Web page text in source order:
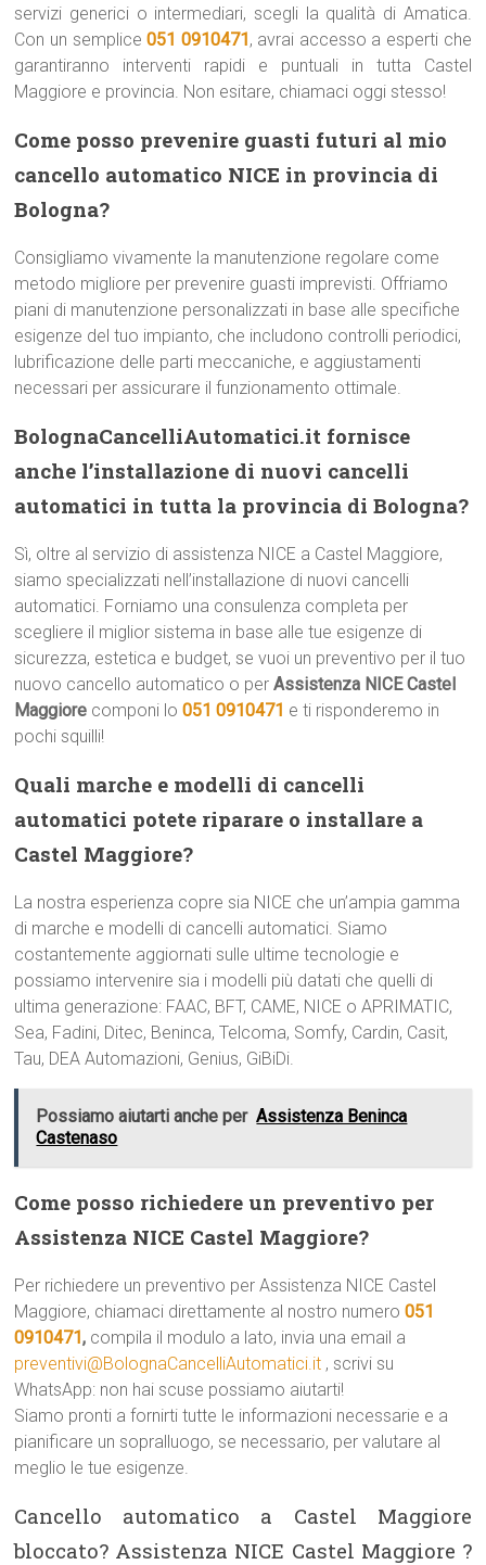
servizi generici o intermediari, scegli la qualità di Amatica.
Con un semplice051 0910471, avrai accesso a esperti che
garantiranno interventi rapidi e puntuali in tutta Castel
Maggiore e provincia. Non esitare, chiamaci oggi stesso!
Come posso prevenire guasti futuri al mio
cancello automatico NICE in provincia di
Bologna?
Consigliamo vivamente la manutenzione regolare come
metodo migliore per prevenire guasti imprevisti. Offriamo
piani di manutenzione personalizzati in base alle specifiche
esigenze del tuo impianto, che includono controlli periodici,
lubrificazione delle parti meccaniche, e aggiustamenti
necessari per assicurare il funzionamento ottimale.
BolognaCancelliAutomatici.it fornisce
anche l’installazione di nuovi cancelli
automatici in tutta la provincia di Bologna?
Sì, oltre al servizio di assistenza NICE a Castel Maggiore,
siamo specializzati nell’installazione di nuovi cancelli
automatici. Forniamo una consulenza completa per
scegliere il miglior sistema in base alle tue esigenze di
sicurezza, estetica e budget, se vuoi un preventivo per il tuo
nuovo cancello automatico o perAssistenza NICE Castel
Maggiore componi lo051 0910471 e ti risponderemo in
pochi squilli!
Quali marche e modelli di cancelli
automatici potete riparare o installare a
Castel Maggiore?
La nostra esperienza copre sia NICE che un’ampia gamma
di marche e modelli di cancelli automatici. Siamo
costantemente aggiornati sulle ultime tecnologie e
possiamo intervenire sia i modelli più datati che quelli di
ultima generazione: FAAC, BFT, CAME, NICE o APRIMATIC,
Sea, Fadini, Ditec, Beninca, Telcoma, Somfy, Cardin, Casit,
Tau, DEA Automazioni, Genius, GiBiDi.
Possiamo aiutarti anche per Assistenza Beninca
Castenaso
Come posso richiedere un preventivo per
Assistenza NICE Castel Maggiore?
Per richiedere un preventivo per Assistenza NICE Castel
Maggiore, chiamaci direttamente al nostro numero051
0910471, compila il modulo a lato, invia una email a
preventivi@BolognaCancelliAutomatici.it , scrivi su
WhatsApp: non hai scuse possiamo aiutarti!
Siamo pronti a fornirti tutte le informazioni necessarie e a
pianificare un sopralluogo, se necessario, per valutare al
meglio le tue esigenze.
Cancello automatico a Castel Maggiore
bloccato? Assistenza NICE Castel Maggiore ?